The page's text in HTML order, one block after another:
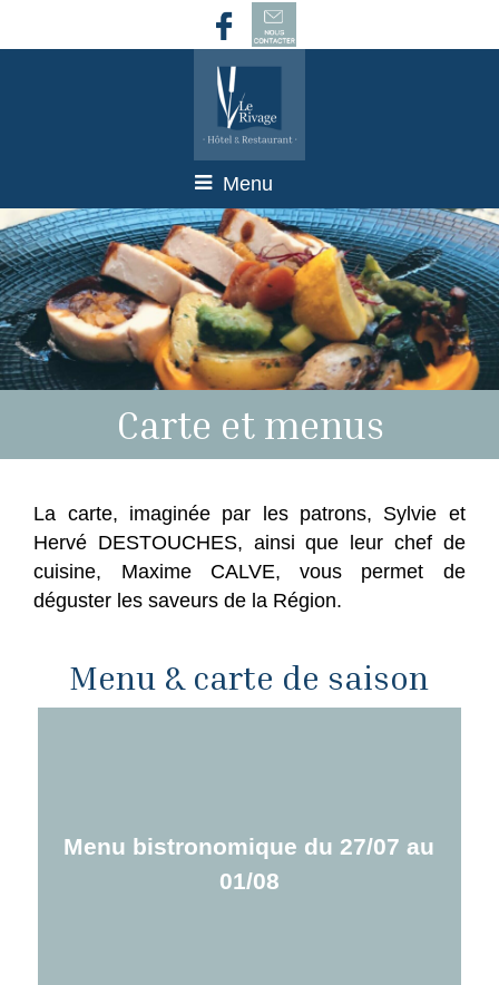
Menu
Carte et menus
La carte, imaginée par les patrons, Sylvie et
Hervé DESTOUCHES, ainsi que leur chef de
cuisine, Maxime CALVE, vous permet de
déguster les saveurs de la Région.
Menu & carte de saison
Menu bistronomique du 27/07 au
01/08